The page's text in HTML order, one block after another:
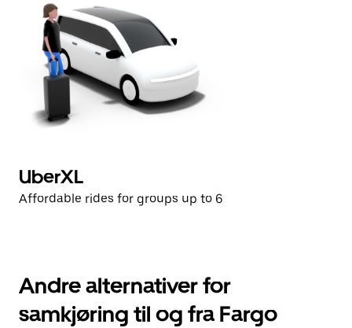
UberXL
Affordable rides for groups up to 6
Andre alternativer for
samkjøring til og fra Fargo